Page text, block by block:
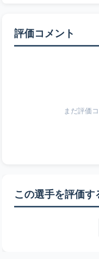
評価コメント
まだ評価
この選手を評価す